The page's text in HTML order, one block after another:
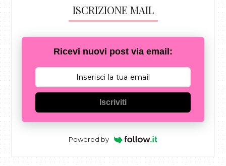
ISCRIZIONE MAIL
Ricevi nuovi post via email:
Iscriviti
Powered by